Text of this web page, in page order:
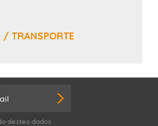
/ TRANSPORTE
destes dados